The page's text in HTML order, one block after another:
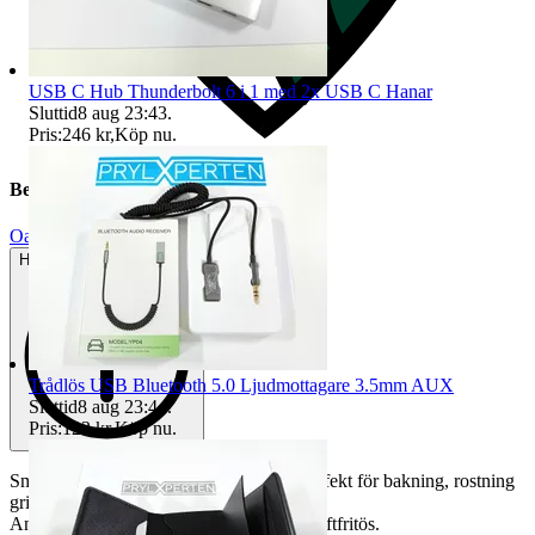
Beskrivning
Oanvänt
Helt ny och aldrig använd
Smart och smidigt, mångsidigt papper Perfekt för bakning, rostning
grillning och servering.
Används i ugn, microvågsugn och varmluftfritös.
USB C Hub Thunderbolt 6 i 1 med 2x USB C Hanar
Sluttid8 aug 23:43.
Pris:246 kr,Köp nu.
Trådlös USB Bluetooth 5.0 Ljudmottagare 3.5mm AUX
Sluttid8 aug 23:44.
Pris:123 kr,Köp nu.